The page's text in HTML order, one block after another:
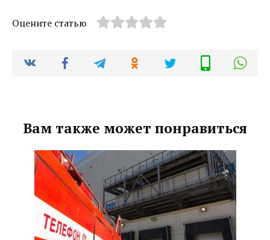
Оцените статью
Вам также может понравиться